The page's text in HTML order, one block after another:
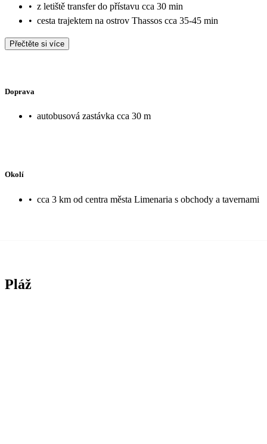
• z letiště transfer do přístavu cca 30 min
• cesta trajektem na ostrov Thassos cca 35-45 min
Přečtěte si více
Doprava
• autobusová zastávka cca 30 m
Okolí
• cca 3 km od centra města Limenaria s obchody a tavernami
Pláž